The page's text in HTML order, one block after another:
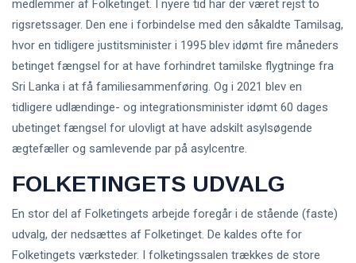
medlemmer af Folketinget. I nyere tid har der været rejst to
rigsretssager. Den ene i forbindelse med den såkaldte Tamilsag,
hvor en tidligere justitsminister i 1995 blev idømt fire måneders
betinget fængsel for at have forhindret tamilske flygtninge fra
Sri Lanka i at få familiesammenføring. Og i 2021 blev en
tidligere udlændinge- og integrationsminister idømt 60 dages
ubetinget fængsel for ulovligt at have adskilt asylsøgende
ægtefæller og samlevende par på asylcentre.
FOLKETINGETS UDVALG
En stor del af Folketingets arbejde foregår i de stående (faste)
udvalg, der nedsættes af Folketinget. De kaldes ofte for
Folketingets værksteder. I folketingssalen trækkes de store